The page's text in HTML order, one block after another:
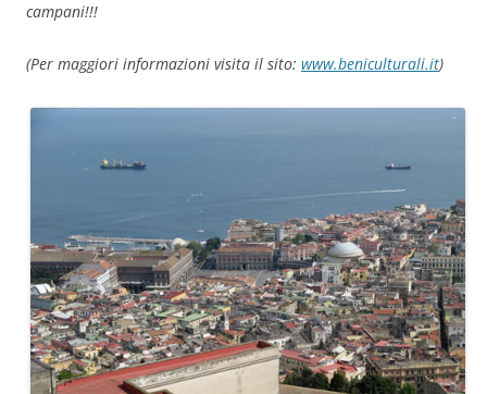
campani!!!
(Per maggiori informazioni visita il sito: www.beniculturali.it)